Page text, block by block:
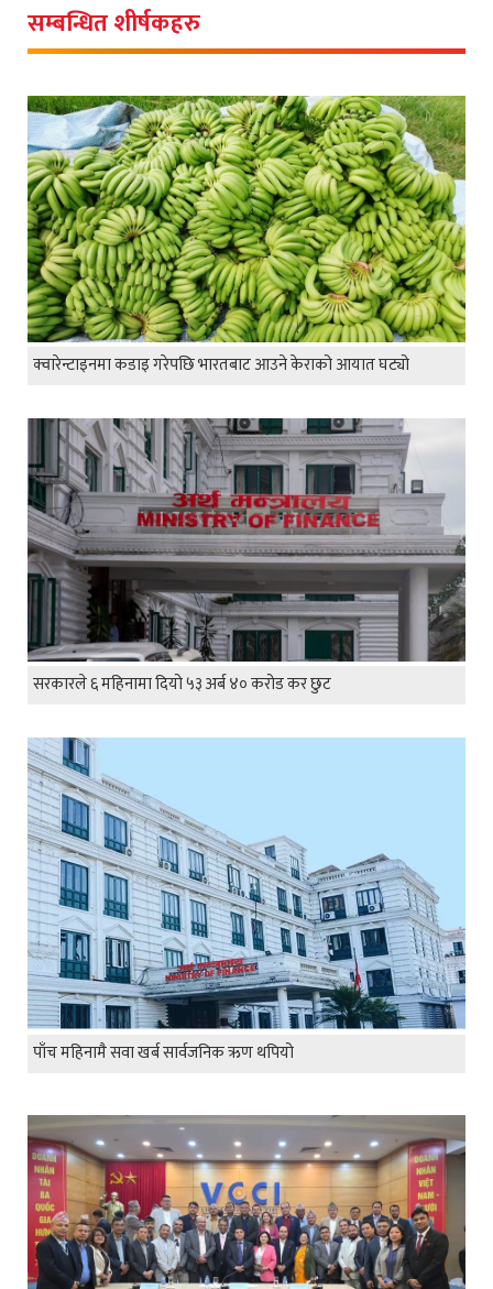
सम्बन्धित शीर्षकहरु
क्वारेन्टाइनमा कडाइ गरेपछि भारतबाट आउने केराको आयात घट्यो
सरकारले ६ महिनामा दियो ५३ अर्ब ४० करोड कर छुट
पाँच महिनामै सवा खर्ब सार्वजनिक ऋण थपियो